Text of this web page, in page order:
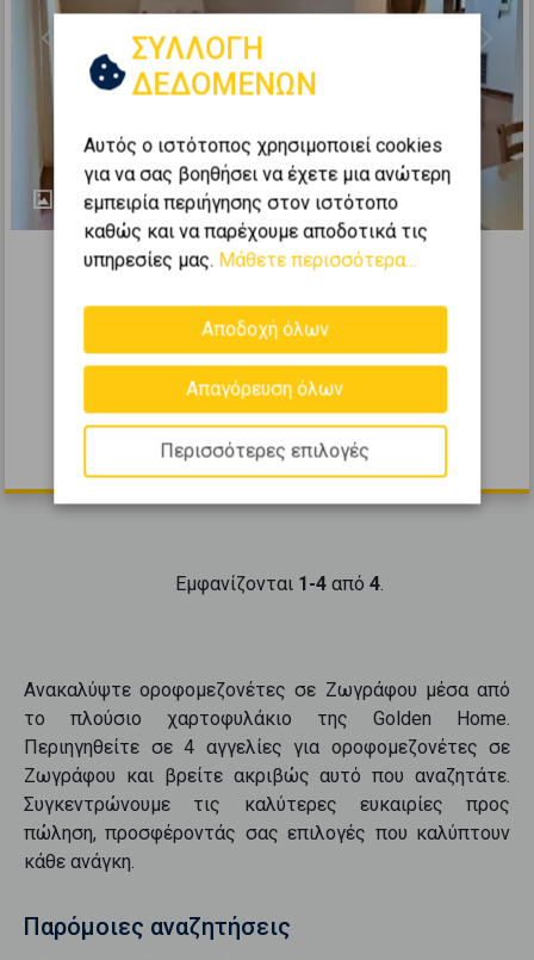
34
Previous Next
365408
Ζωγράφου - Πανεπιστημιούπολη
3
2 1 (1ος) 2 163m
1987
370.000 €
Εμφανίζονται 1-4από 4.
Ανακαλύψτεοροφομεζονέτες σε Ζωγράφου μέσα από
το πλούσιο χαρτοφυλάκιο της Golden Home.
Περιηγηθείτε σε 4 αγγελίες για οροφομεζονέτες σε
Ζωγράφου και βρείτε ακριβώς αυτό που αναζητάτε.
Συγκεντρώνουμε τις καλύτερες ευκαιρίες προς
πώληση, προσφέροντάς σας επιλογές που καλύπτουν
κάθε ανάγκη.
Παρόμοιες αναζητήσεις
ΣΥΛΛΟΓΗ
ΔΕΔΟΜΕΝΩΝ
Αυτός ο ιστότοπος χρησιμοποιεί cookies
για να σας βοηθήσει να έχετε μια ανώτερη
εμπειρία περιήγησης στον ιστότοπο
καθώς και να παρέχουμε αποδοτικά τις
υπηρεσίες μας. Μάθετε περισσότερα...
Αποδοχή όλων
Απαγόρευση όλων
Περισσότερες επιλογές